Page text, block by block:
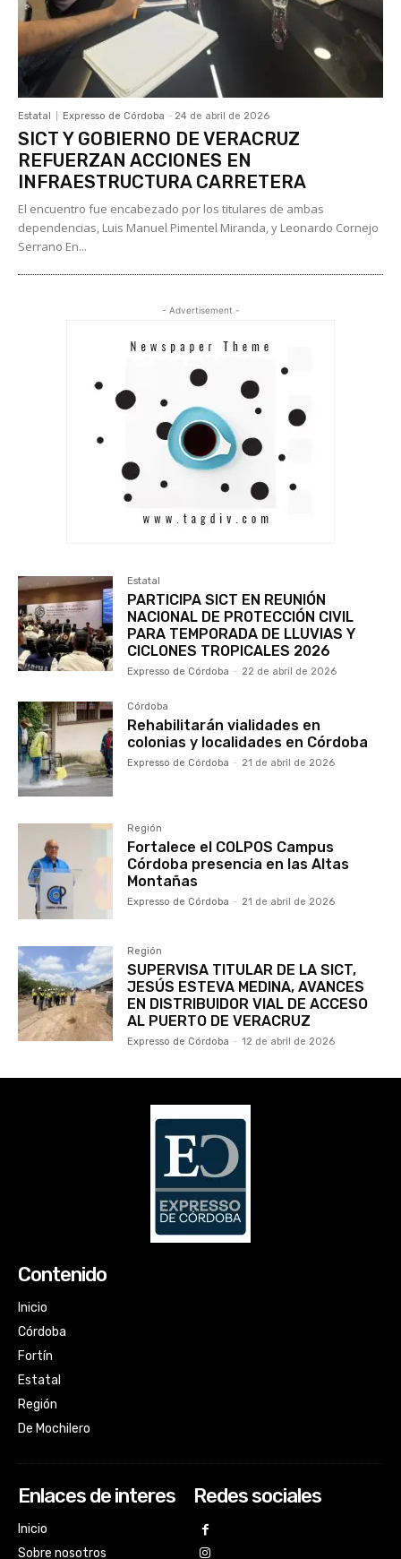
Estatal Expresso de Córdoba - 24 de abril de 2026
SICT Y GOBIERNO DE VERACRUZ
REFUERZAN ACCIONES EN
INFRAESTRUCTURA CARRETERA
El encuentro fue encabezado por los titulares de ambas
dependencias, Luis Manuel Pimentel Miranda, y Leonardo Cornejo
Serrano En...
- Advertisement -
Estatal
PARTICIPA SICT EN REUNIÓN
NACIONAL DE PROTECCIÓN CIVIL
PARA TEMPORADA DE LLUVIAS Y
CICLONES TROPICALES 2026
Expresso de Córdoba - 22 de abril de 2026
Córdoba
Rehabilitarán vialidades en
colonias y localidades en Córdoba
Expresso de Córdoba - 21 de abril de 2026
Región
Fortalece el COLPOS Campus
Córdoba presencia en las Altas
Montañas
Expresso de Córdoba - 21 de abril de 2026
Región
SUPERVISA TITULAR DE LA SICT,
JESÚS ESTEVA MEDINA, AVANCES
EN DISTRIBUIDOR VIAL DE ACCESO
AL PUERTO DE VERACRUZ
Expresso de Córdoba - 12 de abril de 2026
Contenido
Inicio
Córdoba
Fortín
Estatal
Región
De Mochilero
Enlaces de interes
Inicio
Sobre nosotros
Redes sociales